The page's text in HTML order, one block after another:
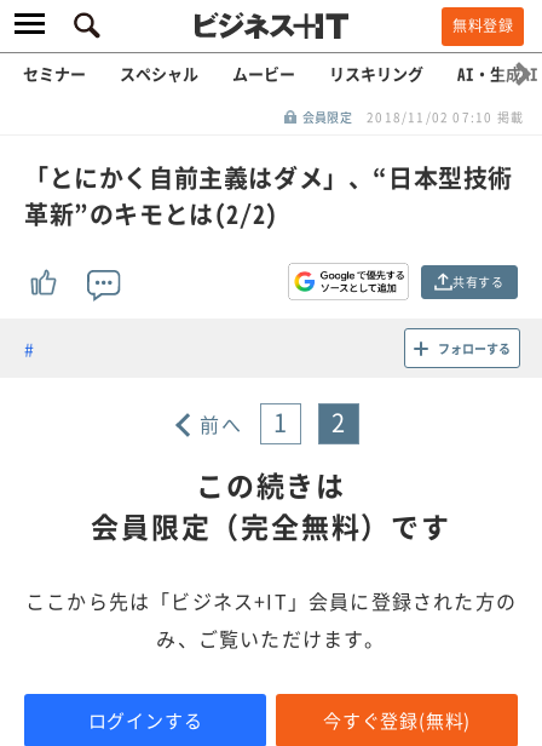
無料登録
セミナー スペシャル ムービー リスキリング AI・生成AI
会員限定 2018/11/02 07:10 掲載
「とにかく自前主義はダメ」、“日本型技術
革新”のキモとは(2/2)
共有する
フォローする
前へ 1 2
この続きは
会員限定（完全無料）です
ここから先は「ビジネス+IT」会員に登録された方の
み、ご覧いただけます。
ログインする 今すぐ登録(無料)